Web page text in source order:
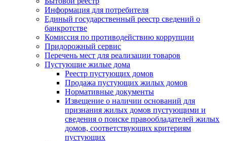
Информация для потребителя
Единый государственный реестр сведений о
банкротстве
Комиссия по противодействию коррупции
Придорожный сервис
Перечень мест для реализации товаров
Пустующие жилые дома
Реестр пустующих домов
Продажа пустующих жилых домов
Нормативные документы
Извещение о наличии оснований для
признания жилых домов пустующими и
сведения о поиске правообладателей жилых
домов, соответствующих критериям
пустующих